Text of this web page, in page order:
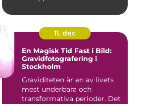
11. dec
En Magisk Tid Fast i Bild:
Gravidfotografering i
Stockholm
Graviditeten är en av livets
mest underbara och
transformativa perioder. Det